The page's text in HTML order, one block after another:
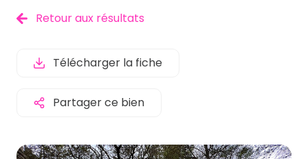
ESTIMER
ALERTE
E-MAIL
NOUS
Retour aux résultats
Télécharger la fiche
Partager ce bien